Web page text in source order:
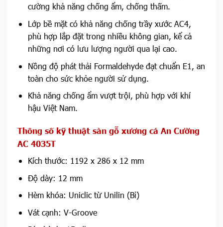
cường khả năng chống ẩm, chống thấm.
Lớp bề mặt có khả năng chống trầy xước AC4,
phù hợp lắp đặt trong nhiều không gian, kể cả
những nơi có lưu lượng người qua lại cao.
Nồng độ phát thải Formaldehyde đạt chuẩn E1, an
toàn cho sức khỏe người sử dụng.
Khả năng chống ẩm vượt trội, phù hợp với khí
hậu Việt Nam.
Thông số kỹ thuật sàn gỗ xương cá An Cường
AC 4035T
Kích thước: 1192 x 286 x 12 mm
Độ dày: 12 mm
Hèm khóa: Uniclic từ Unilin (Bỉ)
Vát cạnh: V-Groove